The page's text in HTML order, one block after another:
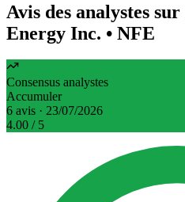
Avis des analystes
Energy Inc. • NFE
Consensus analystes
Accumuler
6 avis · 23/07/2026
4.00 / 5